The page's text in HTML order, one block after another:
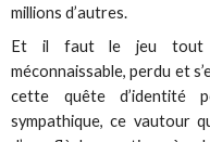
millions d’autres.
Et il faut le jeu tout
méconnaissable, perdu et
cette quête d’identité
sympathique, ce vautour